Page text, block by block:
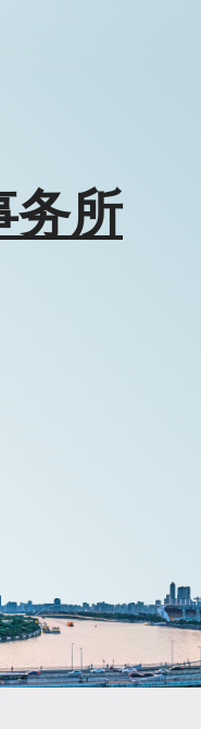
务所